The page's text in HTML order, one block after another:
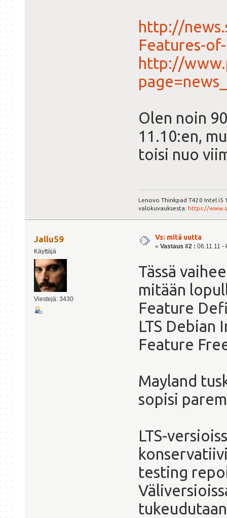
http://
Features-
http://
Olen noin
11.10:en,
toisi nuo
Lenovo Thinkpad T420 Intel i5
valokuvauksesta: https://
Jallu59
Käyttäjä
Viestejä: 3430
Vs: mitä uutta
« Vastaus #2 : 06.11.11 -
Tässä
mitään
Feature
LTS Debian
Feature
Mayland
sopisi
LTS-
testing